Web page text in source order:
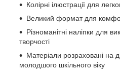
Колірні ілюстрації для
Великий формат для
Різноманітні наліпки для
творчості
Матеріали розраховані на
молодшого шкільного віку